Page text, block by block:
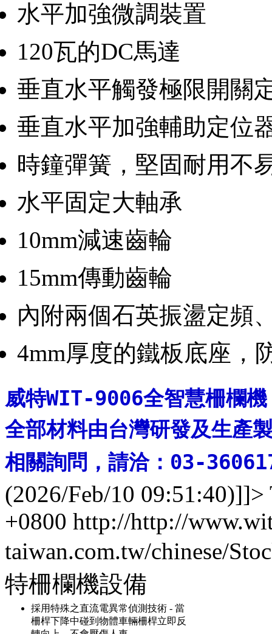
水平加強微調裝置
120瓦的DC馬達
垂直水平觸發極限開關
垂直水平加強輔助定位
時鐘彈簧，堅固耐用不
水平固定大軸承
10mm減速齒輪
15mm傳動齒輪
內附兩個石英振盪定頻
4mm厚度的鐵板底座，
威特WIT-9006全智慧柵欄
全部材料由台灣研發及生產
相關詢問，請洽： 03-
(2026/Feb/10 09:51:40)]]>
+0800 http://http://
taiwan.com.tw/chinese/
特柵欄機設備
採用特殊之直流電異常偵測技術 - 當
柵桿下降中碰到物體車輛柵桿立即反